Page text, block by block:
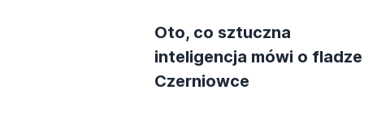
Oto, co sztuczna
inteligencja mówi o fladze
Czerniowce